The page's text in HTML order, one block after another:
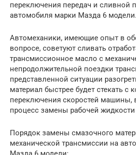
переключения передач и сливной
автомобиля марки Мазда 6 модели.
Автомеханики, имеющие опыт в
вопросе, советуют сливать
трансмиссионное масло с
непродолжительной поездки
представленной ситуации
материал быстрее будет стекать с
переключения скоростей машины, в
процесс замены рабочей
Порядок замены смазочного
механической трансмиссии на